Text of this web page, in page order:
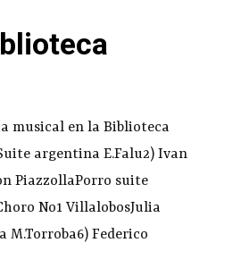
musical en la Biblioteca
argentina E.Falu2) Ivan
PiazzollaPorro suite
No1 VillalobosJulia
M.Torroba6) Federico